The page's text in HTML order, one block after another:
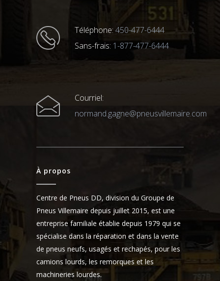
Téléphone: 450-477-6444
Sans-frais: 1-877-477-6444
Courriel:
normand.gagne@pneusvillemaire.com
À propos
Centre de Pneus DD, division du Groupe de
Pneus Villemaire depuis juillet 2015, est une
entreprise familiale établie depuis 1979 qui se
spécialise dans la réparation et dans la vente
de pneus neufs, usagés et rechapés, pour les
camions lourds, les remorques et les
machineries lourdes.